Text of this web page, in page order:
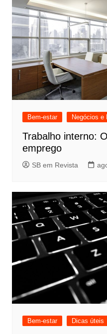
Bem-estar Negócios e
Trabalho interno:
emprego
SB em Revista
Bem-estar Dicas úteis